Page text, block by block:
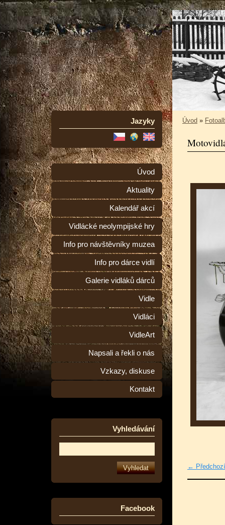
Jazyky
Úvod
Aktuality
Kalendář akcí
Vidlácké neolympijské hry
Info pro návštěvníky muzea
Info pro dárce vidlí
Galerie vidláků dárců
Vidle
Vidláci
VidleArt
Napsali a řekli o nás
Vzkazy, diskuse
Kontakt
Vyhledávání
Facebook
Úvod »
← Předchozí